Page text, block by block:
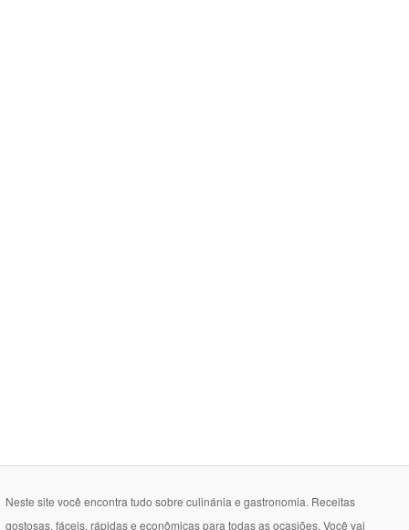
Neste site você encontra tudo sobre culinánia e gastronomia. Receitas
gostosas, fáceis, rápidas e econômicas para todas as ocasiões. Você vai